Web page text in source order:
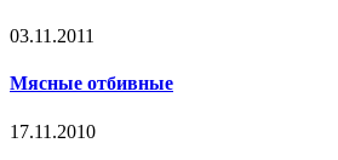
03.11.2011
Мясные отбивные
17.11.2010